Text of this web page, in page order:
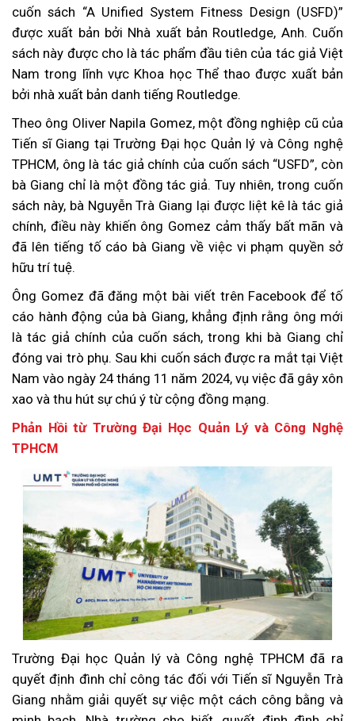
cuốn sách “A Unified System Fitness Design (USFD)”
được xuất bản bởi Nhà xuất bản Routledge, Anh. Cuốn
sách này được cho là tác phẩm đầu tiên của tác giả Việt
Nam trong lĩnh vực Khoa học Thể thao được xuất bản
bởi nhà xuất bản danh tiếng Routledge.
Theo ông Oliver Napila Gomez, một đồng nghiệp cũ của
Tiến sĩ Giang tại Trường Đại học Quản lý và Công nghệ
TPHCM, ông là tác giả chính của cuốn sách “USFD”, còn
bà Giang chỉ là một đồng tác giả. Tuy nhiên, trong cuốn
sách này, bà Nguyễn Trà Giang lại được liệt kê là tác giả
chính, điều này khiến ông Gomez cảm thấy bất mãn và
đã lên tiếng tố cáo bà Giang về việc vi phạm quyền sở
hữu trí tuệ.
Ông Gomez đã đăng một bài viết trên Facebook để tố
cáo hành động của bà Giang, khẳng định rằng ông mới
là tác giả chính của cuốn sách, trong khi bà Giang chỉ
đóng vai trò phụ. Sau khi cuốn sách được ra mắt tại Việt
Nam vào ngày 24 tháng 11 năm 2024, vụ việc đã gây xôn
xao và thu hút sự chú ý từ cộng đồng mạng.
Phản Hồi từ Trường Đại Học Quản Lý và Công Nghệ
TPHCM
Trường Đại học Quản lý và Công nghệ TPHCM đã ra
quyết định đình chỉ công tác đối với Tiến sĩ Nguyễn Trà
Giang nhằm giải quyết sự việc một cách công bằng và